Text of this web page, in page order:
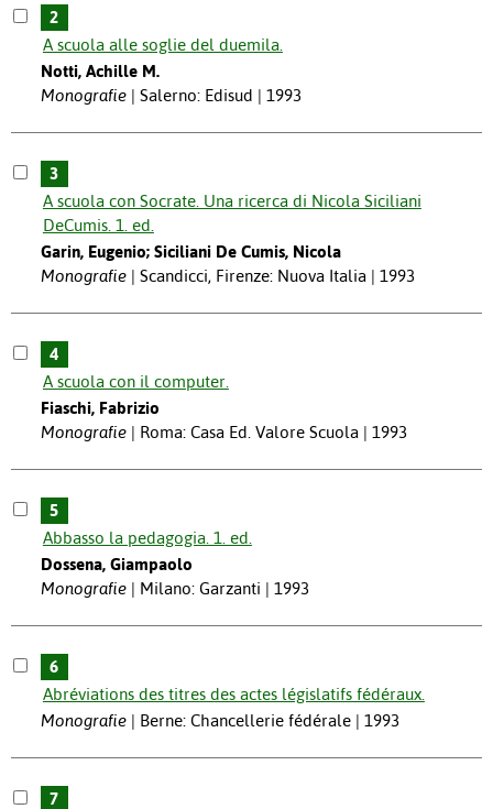
2
A scuola alle soglie del duemila.
Notti, Achille M.
Monografie
Salerno: Edisud | 1993
3
A scuola con Socrate. Una ricerca di Nicola Siciliani
DeCumis. 1. ed.
Garin, Eugenio; Siciliani De Cumis, Nicola
Monografie
Scandicci, Firenze: Nuova Italia | 1993
4
A scuola con il computer.
Fiaschi, Fabrizio
Monografie
Roma: Casa Ed. Valore Scuola | 1993
5
Abbasso la pedagogia. 1. ed.
Dossena, Giampaolo
Monografie
Milano: Garzanti | 1993
6
Abréviations des titres des actes législatifs fédéraux.
Monografie
Berne: Chancellerie fédérale | 1993
7